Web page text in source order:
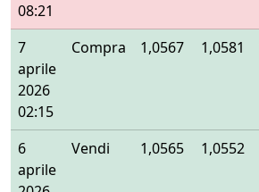
08:21
7
aprile
2026
02:15
Compra 1,0567 1,0581
6
aprile
Vendi 1,0565 1,0552